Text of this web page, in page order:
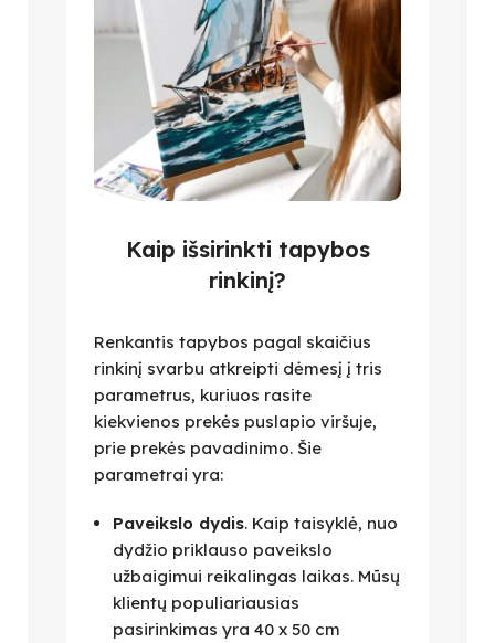
Kaip išsirinkti tapybos
rinkinį?
Renkantis tapybos pagal skaičius
rinkinį svarbu atkreipti dėmesį į tris
parametrus, kuriuos rasite
kiekvienos prekės puslapio viršuje,
prie prekės pavadinimo. Šie
parametrai yra:
Paveikslo dydis. Kaip taisyklė, nuo
dydžio priklauso paveikslo
užbaigimui reikalingas laikas. Mūsų
klientų populiariausias
pasirinkimas yra 40 x 50 cm